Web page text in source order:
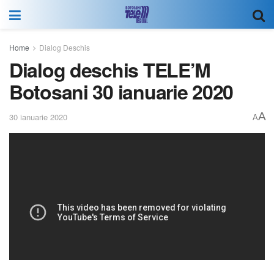
Home Dialog Deschis
Dialog deschis TELE’M
Botosani 30 ianuarie 2020
30 ianuarie 2020 AA